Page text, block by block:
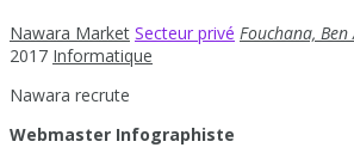
Nawara Market Secteur privé Fouchana,
2017 Informatique
Nawara recrute
Webmaster Infographiste